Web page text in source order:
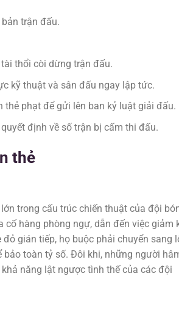
trận đấu.
thổi còi dừng trận đấu.
kỹ thuật và sân đấu ngay lập tức.
thẻ phạt để gửi lên ban kỷ luật giải đấu.
định về số trận bị cấm thi đấu.
thẻ
trong cấu trúc chiến thuật của đội
hàng phòng ngự, dẫn đến việc giảm
gián tiếp, họ buộc phải chuyển sang
toàn tỷ số. Đôi khi, những người
năng lật ngược tình thế của các đội